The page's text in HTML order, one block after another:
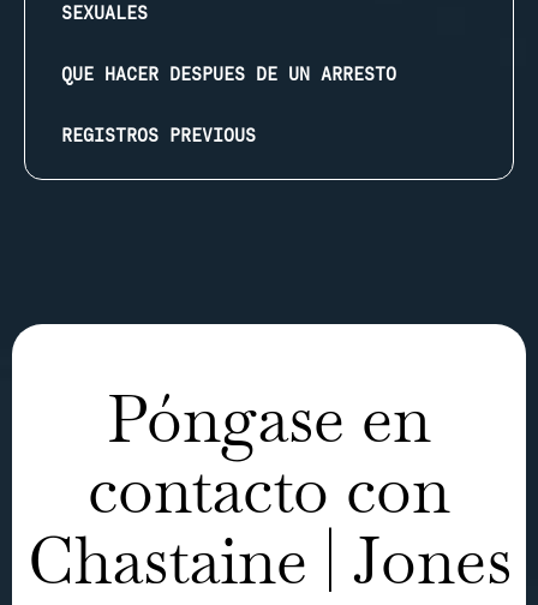
SEXUALES
QUE HACER DESPUES DE UN ARRESTO
REGISTROS PREVIOUS
Póngase en
contacto con
Chastaine | Jones